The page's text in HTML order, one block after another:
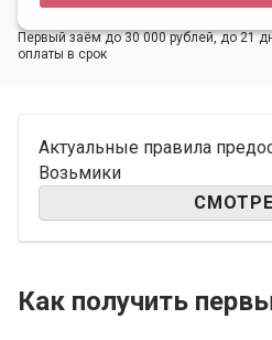
Первый заём до 30 000 рублей, до 21
оплаты в срок
Актуальные правила
Возьмики
Как получить